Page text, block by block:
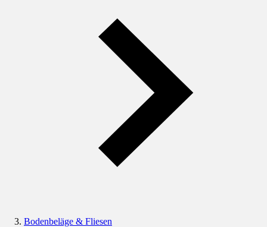
Bodenbeläge & Fliesen